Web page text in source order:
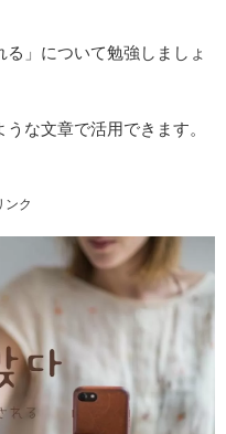
」について勉強しましょ
な文章で活用できます。
ンク